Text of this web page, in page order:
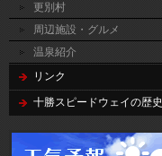
更別村
周辺施設・グルメ
温泉紹介
リンク
十勝スピードウェイの歴史